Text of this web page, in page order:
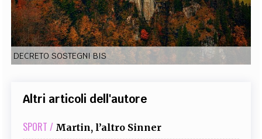
SOCIAL MEDIA
DECRETO SOSTEGNI BIS
Altri articoli dell'autore
SPORT / Martin, l’altro Sinner